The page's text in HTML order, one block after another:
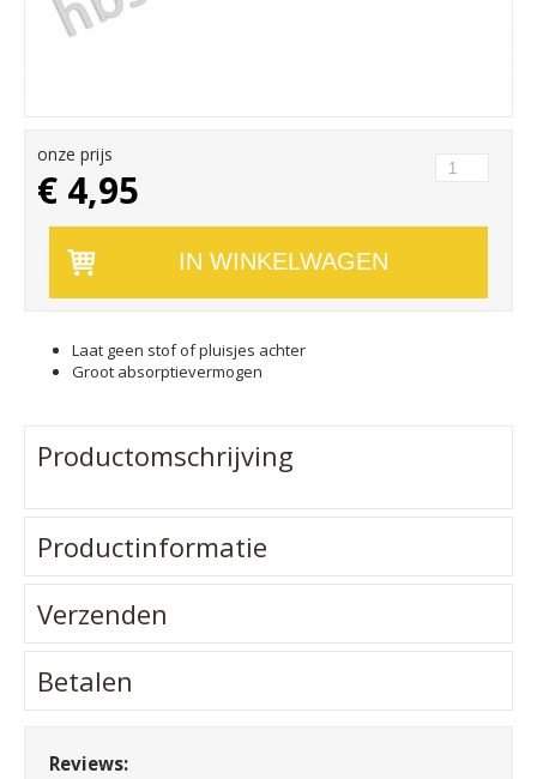
onze prijs
€ 4,95
Laat geen stof of pluisjes achter
Groot absorptievermogen
Productomschrijving
Productinformatie
Verzenden
Betalen
Reviews: